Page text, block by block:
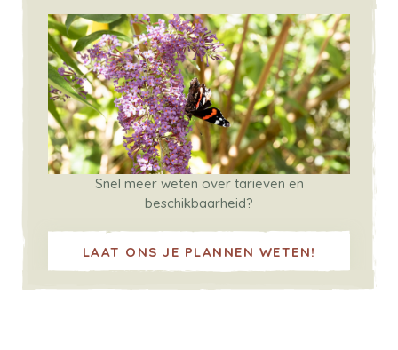
Snel meer weten over tarieven en
beschikbaarheid?
LAAT ONS JE PLANNEN WETEN!